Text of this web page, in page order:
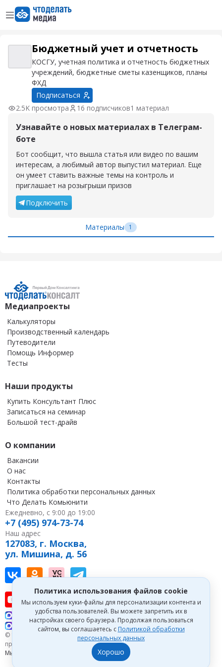
Открыть менюПерейти на главную страницу
Бюджетный учет и отчетность
Бюджетный учет и отчетность
КОСГУ, учетная политика и отчетность бюджетных
учреждений, бюджетные сметы казенщиков, планы
ФХД
Подписаться
2.5K просмотра
16 подписчиков1 материал
Узнавайте о новых материалах в Телеграм-
боте
Бот сообщит, что вышла статья или видео по вашим
интересам, а любимый автор выпустил материал. Еще
он умеет ставить важные темы на контроль и
приглашает на розыгрыши призов
Подключить
Материалы 1
Политика использования файлов cookie
Мы используем куки-файлы для персонализации контента и
удобства пользователей. Вы можете запретить их в
настройках своего браузера. Продолжая пользоваться
сайтом, вы соглашаетесь с Политикой обработки
персональных данных
Хорошо
Медиапроекты
Калькуляторы
Производственный календарь
Путеводители
Помощь Информер
Тесты
Наши продукты
Купить Консультант Плюс
Записаться на семинар
Большой тест-драйв
О компании
Вакансии
О нас
Контакты
Политика обработки персональных данных
Что Делать Комьюнити
Ежедневно, с 9:00 до 19:00
+7 (495) 974-73-74
Наш адрес
127083, г. Москва,
ул. Мишина, д. 56
Наш канал в Вконтакте
Наш канал на youtube
Наша группа в однокласниках
Наш канал в tenchat
Наш канал на vc
Наш профиль на дзен
Наш канал в Telegram
Что делать Консалт
Что делать Экспертум
© 1993—2026 Первый Дом Консалтинга «Что делать Консалт». Все
права защищены.
Мы зарегистрированы на
Портале поставщиков